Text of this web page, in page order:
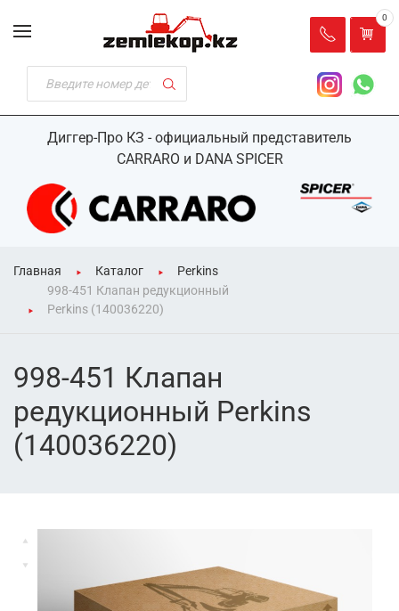
Диггер-Про КЗ - официальный представитель
CARRARO и DANA SPICER
0
Главная Каталог
Perkins
998-451 Клапан редукционный
Perkins (140036220)
998-451 Клапан
редукционный Perkins
(140036220)